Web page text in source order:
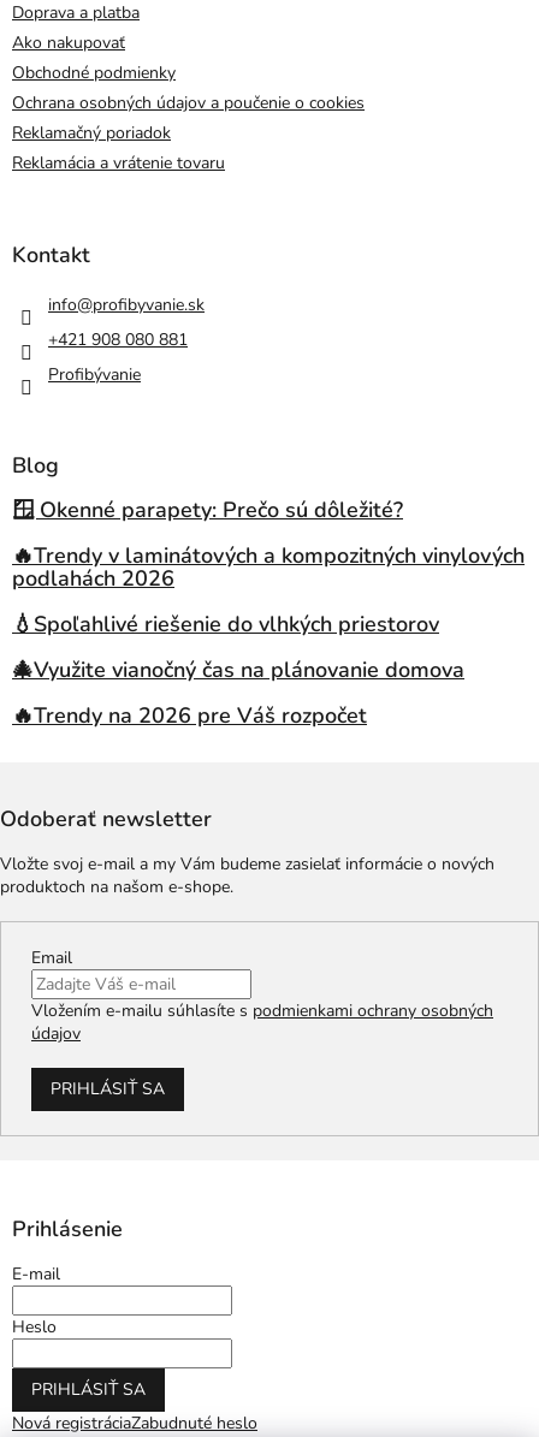
Doprava a platba
Ako nakupovať
Obchodné podmienky
Ochrana osobných údajov a poučenie o cookies
Reklamačný poriadok
Reklamácia a vrátenie tovaru
Kontakt
info@profibyvanie.sk
+421 908 080 881
Profibývanie
Blog
🪟 Okenné parapety: Prečo sú dôležité?
🔥Trendy v laminátových a kompozitných vinylových
podlahách 2026
💧Spoľahlivé riešenie do vlhkých priestorov
🎄Využite vianočný čas na plánovanie domova
🔥Trendy na 2026 pre Váš rozpočet
Odoberať newsletter
Vložte svoj e-mail a my Vám budeme zasielať informácie o nových
produktoch na našom e-shope.
Email
Vložením e-mailu súhlasíte s podmienkami ochrany osobných
údajov
PRIHLÁSIŤ SA
Prihlásenie
E-mail
Heslo
PRIHLÁSIŤ SA
Nová registráciaZabudnuté heslo